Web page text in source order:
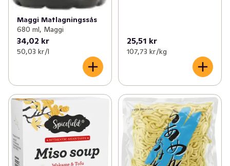
Maggi Matlagningssås
680 ml, Maggi
34,02 kr
50,03 kr /l
25,51 kr
107,73 kr /kg